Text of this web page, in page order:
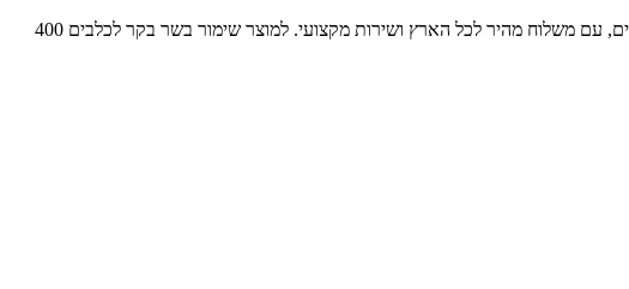
אקזוטיקה - חנות חיות מחמד מובילה בחיפה והצפון, עם מעל 30 שנות ניסיון. מציעה את המגוון הרחב ביותר של מוצרים איכותיים לבעלי חיים, עם משלוח מהיר לכל הארץ ושירות מקצועי. למוצר שימור בשר בקר לכלבים 400